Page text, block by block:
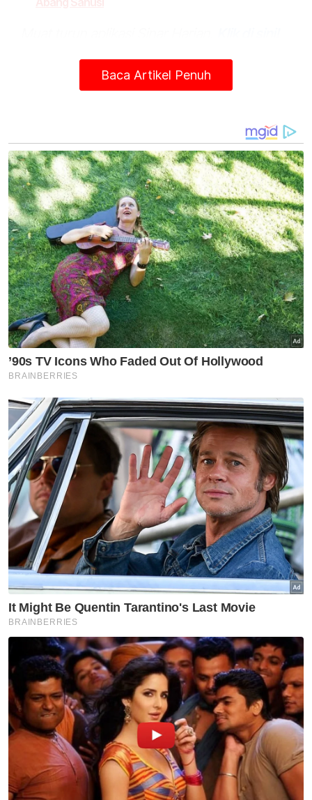
Harap bantu kajian selidik kami dan
dapatkan baucar tunai.
Kurang daripada RM3,500 RM3,500 - RM5,000
RM5,001 - RM8,000 RM8,001 - RM12,000
RM12,001 - RM16,000 Lebih daripada RM16,000
Tidak rela berkata
Masuk | Daftar VPoints:0
Pasukan Gerakan Am (PGA) Batalion
Rampas Balak
Artikel Disyorkan
Sabah Sarawak
Tiada kes culik tebusan enam
tahun, pencapaian
keselamatan Sabah
Sabah Sarawak
Anjung Kasih Hospital Bintulu
cipta sejarah guna sistem
digital
Sabah Sarawak
Hukuman penjara tidak jejas
kedudukan Shafie Apdal
sebagai ADUN - Speaker
Sabah Sarawak
[VIDEO]RM17 juta untuk tanah,
pampasan projek naik taraf
jalan -Alexander
Baca Artikel Penuh